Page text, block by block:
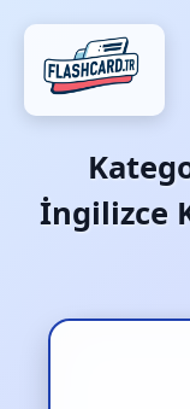
İngilizce